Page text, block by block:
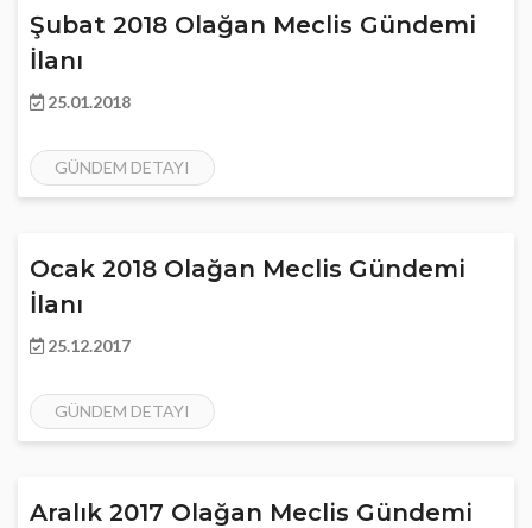
Şubat 2018 Olağan Meclis Gündemi
İlanı
25.01.2018
GÜNDEM DETAYI
Ocak 2018 Olağan Meclis Gündemi
İlanı
25.12.2017
GÜNDEM DETAYI
Aralık 2017 Olağan Meclis Gündemi